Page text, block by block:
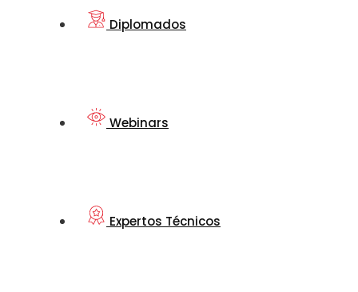
Diplomados
Webinars
Expertos Técnicos